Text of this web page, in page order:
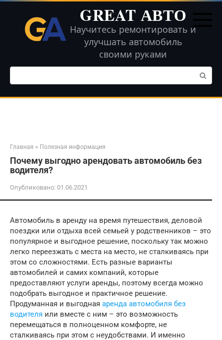
Перейти
контенту
GREAT АВТО
Научитесь ремонтировать и
улучшать автомобиль
своими руками
Поиск:
Главная » Полезная информация
Почему выгодно арендовать автомобиль без
водителя?
Опубликовано: 01.06.2021
Автомобиль в аренду на время путешествия, деловой
поездки или отдыха всей семьей у родственников – это
популярное и выгодное решение, поскольку так можно
легко переезжать с места на место, не сталкиваясь при
этом со сложностями. Есть разные варианты
автомобилей и самих компаний, которые
предоставляют услуги аренды, поэтому всегда можно
подобрать выгодное и практичное решение.
Продуманная и выгодная аренда автомобиля без
водителя или вместе с ним – это возможность
перемещаться в полноценном комфорте, не
сталкиваясь при этом с неудобствами. И именно